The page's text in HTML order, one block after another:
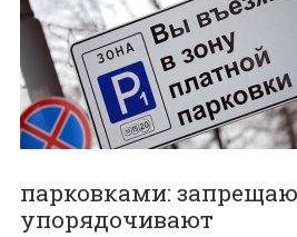
парковками:
упорядочивают